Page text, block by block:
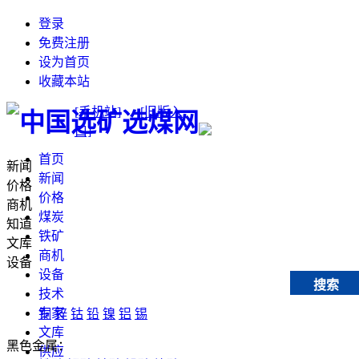
登录
免费注册
设为首页
收藏本站
[手机站]
[旧版入
口]
首页
新闻
价格
煤炭
铁矿
商机
设备
技术
专家
文库
供应
新闻
价格
商机
知道
文库
设备
搜索
铜 锌 钴 铅 镍 铝 锡
黑色金属：